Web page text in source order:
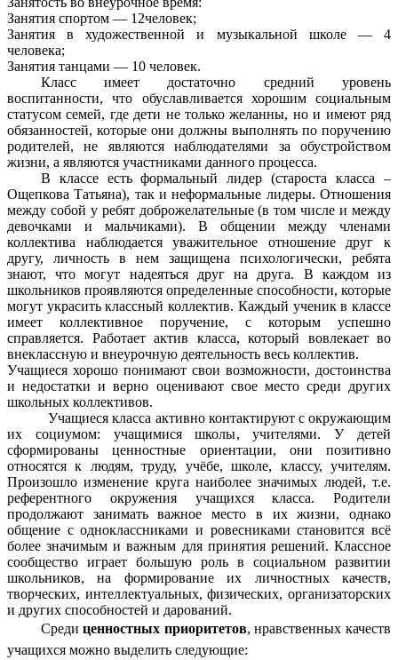
Занятия спортом — 12человек;
Занятия в художественной и музыкальной школе — 4
человека;
Занятия танцами — 10 человек.
Класс имеет достаточно средний уровень
воспитанности, что обуславливается хорошим социальным
статусом семей, где дети не только желанны, но и имеют ряд
обязанностей, которые они должны выполнять по поручению
родителей, не являются наблюдателями за обустройством
жизни, а являются участниками данного процесса.
В классе есть формальный лидер (староста класса –
Ощепкова Татьяна), так и неформальные лидеры. Отношения
между собой у ребят доброжелательные (в том числе и между
девочками и мальчиками). В общении между членами
коллектива наблюдается уважительное отношение друг к
другу, личность в нем защищена психологически, ребята
знают, что могут надеяться друг на друга. В каждом из
школьников проявляются определенные способности, которые
могут украсить классный коллектив. Каждый ученик в классе
имеет коллективное поручение, с которым успешно
справляется. Работает актив класса, который вовлекает во
внеклассную и внеурочную деятельность весь коллектив.
Учащиеся хорошо понимают свои возможности, достоинства
и недостатки и верно оценивают свое место среди других
школьных коллективов.
Учащиеся класса активно контактируют с окружающим
их социумом: учащимися школы, учителями. У детей
сформированы ценностные ориентации, они позитивно
относятся к людям, труду, учёбе, школе, классу, учителям.
Произошло изменение круга наиболее значимых людей, т.е.
референтного окружения учащихся класса. Родители
продолжают занимать важное место в их жизни, однако
общение с одноклассниками и ровесниками становится всё
более значимым и важным для принятия решений. Классное
сообщество играет большую роль в социальном развитии
школьников, на формирование их личностных качеств,
творческих, интеллектуальных, физических, организаторских
и других способностей и дарований.
Средиценностных приоритетов, нравственных качеств
учащихся можно выделить следующие: